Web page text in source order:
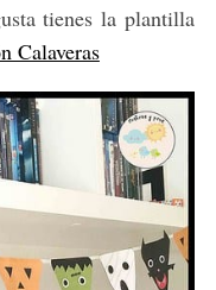
tienes la plantilla
Calaveras